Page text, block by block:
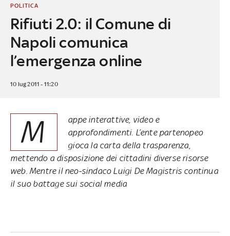
Rifiuti 2.0: il Comune di
Napoli comunica
l’emergenza online
POLITICA
10 lug 2011 - 11:20
M
appe interattive, video e
approfondimenti. L’ente partenopeo
gioca la carta della trasparenza,
mettendo a disposizione dei cittadini diverse risorse
web. Mentre il neo-sindaco Luigi De Magistris continua
il suo battage sui social media